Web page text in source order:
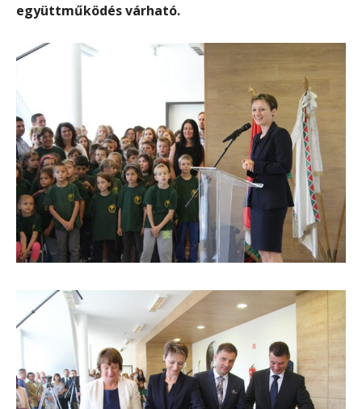
együttműködés várható.